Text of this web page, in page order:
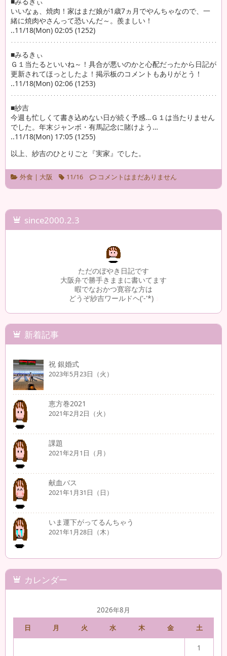
いいなぁ、焼肉！家はまだ娘が1歳7ヵ月でやんちゃなので、一
緒に焼肉やさんって恐いんだ～。羨ましい！
..11/18(Mon) 02:05 (1252)
■みるきぃ
Ｇ１当たるといいね～！具合が悪いのかと心配だったから日記が
更新されてほっとしたよ！掲示板のコメントもありがとう！
..11/18(Mon) 02:06 (1253)
■紗吉
今週も忙しくて書き込めない日が続く予感…Ｇ１は当たりません
でした。年末ジャンボ・有馬記念に賭けよう…
..11/18(Mon) 17:05 (1255)
以上、紗吉のひとりごと『実家』でした。
外食 | 大阪 11/16 コメントはまだありません
since2000.2.3
ただのぼやき日記です
大阪弁で勝手きままに書いてます
暇でなおかつ寛容な方は
どうぞ紗吉ワールドヘ('-'*)
新着記事
祝 銀婚式
2023年5月23日（火）
恵方巻2021
2021年2月2日（火）
課題
2021年2月1日（月）
献血バス
2021年1月31日（日）
いま運下がってるんちゃう
2021年1月28日（木）
カレンダー
2026年8月
日
月 火 水 木 金 土
1